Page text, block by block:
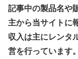
記事中の製品名や
主から当サイトに
収入は主にレンタ
営を行っています。